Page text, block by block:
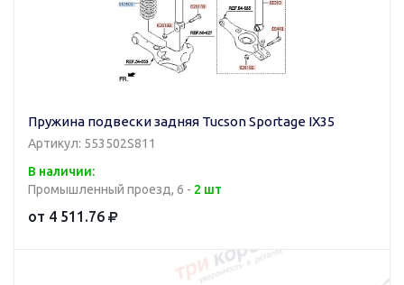
Пружина подвески задняя Tucson Sportage IX35
Артикул: 553502S811
В наличии:
Промышленный проезд, 6 - 2 шт
от 4 511.76